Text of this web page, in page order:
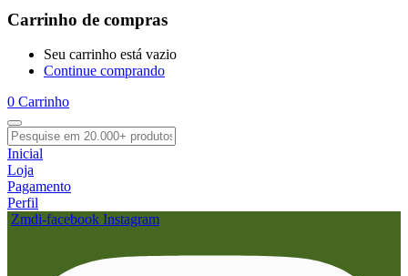
Carrinho de compras
Seu carrinho está vazio
Continue comprando
0 Carrinho
Inicial
Loja
Pagamento
Perfil
Zmdi-facebook Instagram